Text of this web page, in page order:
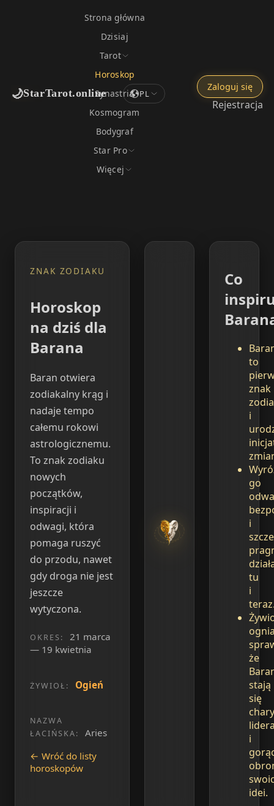
🌙StarTarot.online
Strona główna
Dzisiaj
Tarot
Horoskop
Synastria
Kosmogram
Bodygraf
Star Pro
Więcej
PL
Zaloguj się
Rejestracja
ZNAK ZODIAKU
Horoskop
na dziś dla
Barana
Baran otwiera
zodiakalny krąg i
nadaje tempo
całemu rokowi
astrologicznemu.
To znak zodiaku
nowych
początków,
inspiracji i
odwagi, która
pomaga ruszyć
do przodu, nawet
gdy droga nie jest
jeszcze
wytyczona.
OKRES:
21 marca
— 19 kwietnia
ŻYWIOŁ: Ogień
NAZWA
ŁACIŃSKA:
Aries
← Wróć do listy
horoskopów
Co
to
znak
i
go
i
tu
i
że
stają
się
i
idei.